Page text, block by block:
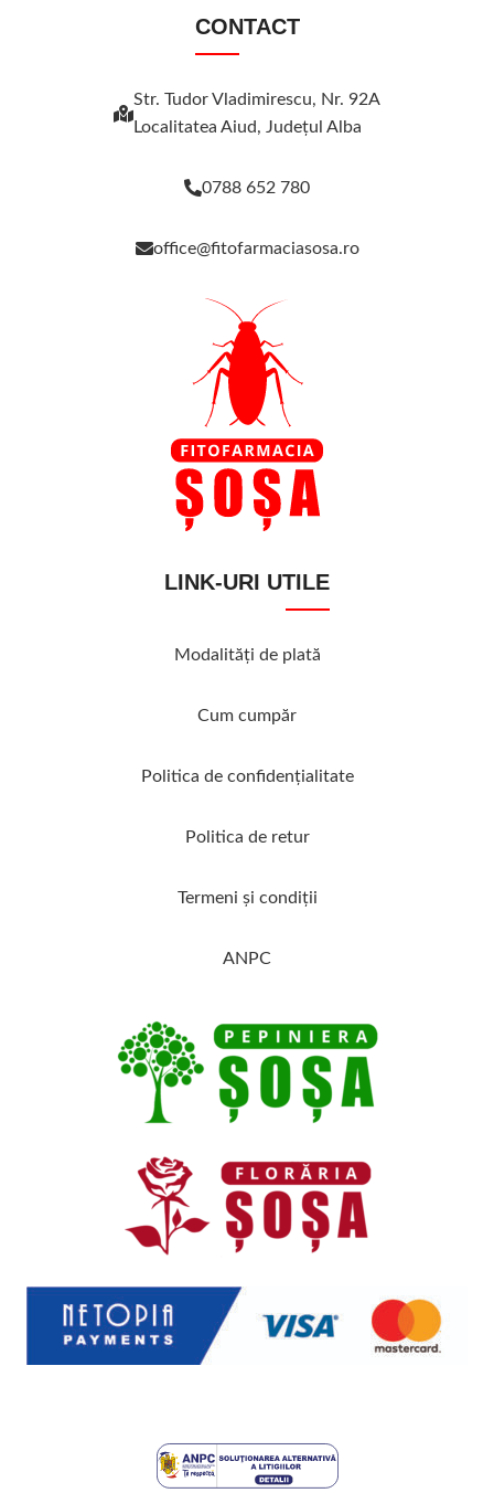
CONTACT
Str. Tudor Vladimirescu, Nr. 92A
Localitatea Aiud, Judeţul Alba
0788 652 780
office@fitofarmaciasosa.ro
LINK-URI UTILE
Modalităţi de plată
Cum cumpăr
Politica de confidenţialitate
Politica de retur
Termeni şi condiţii
ANPC